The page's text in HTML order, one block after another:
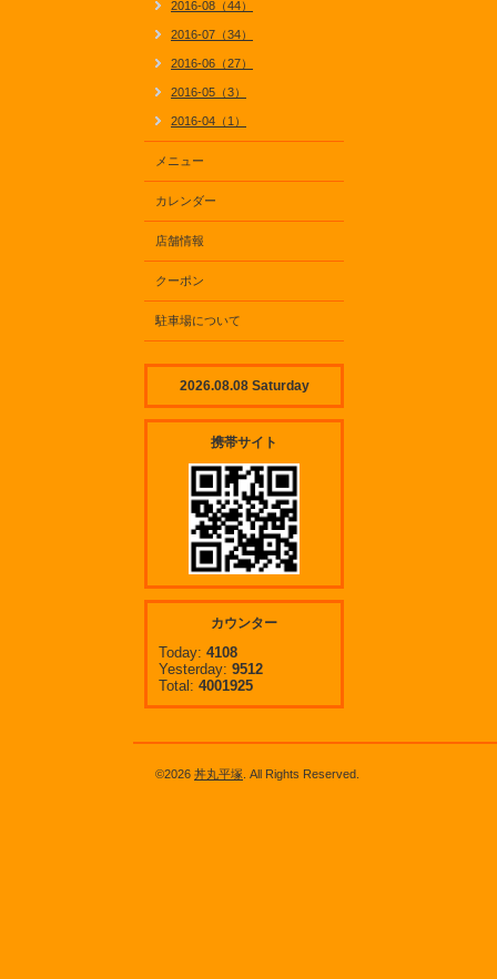
2016-08（44）
2016-07（34）
2016-06（27）
2016-05（3）
2016-04（1）
メニュー
カレンダー
店舗情報
クーポン
駐車場について
2026.08.08 Saturday
携帯サイト
カウンター
Today: 4108
Yesterday: 9512
Total: 4001925
©2026 丼丸平塚 . All Rights Reserved.